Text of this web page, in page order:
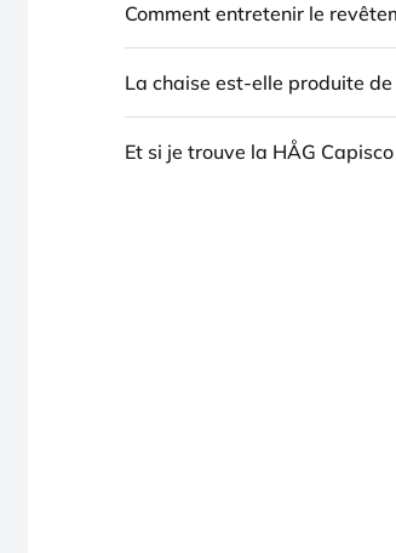
Comment entretenir le
La chaise est-elle produite
Et si je trouve la HÅG